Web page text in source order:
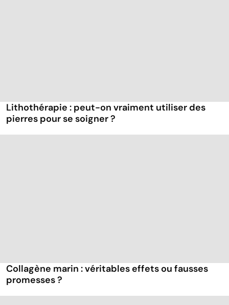
Lithothérapie : peut-on vraiment utiliser des
pierres pour se soigner ?
Collagène marin : véritables effets ou fausses
promesses ?